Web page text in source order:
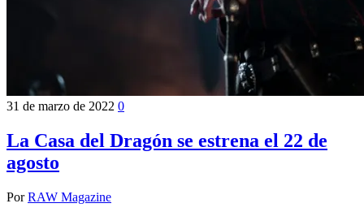
31 de marzo de 2022 0
La Casa del Dragón se estrena el 22 de
agosto
Por RAW Magazine